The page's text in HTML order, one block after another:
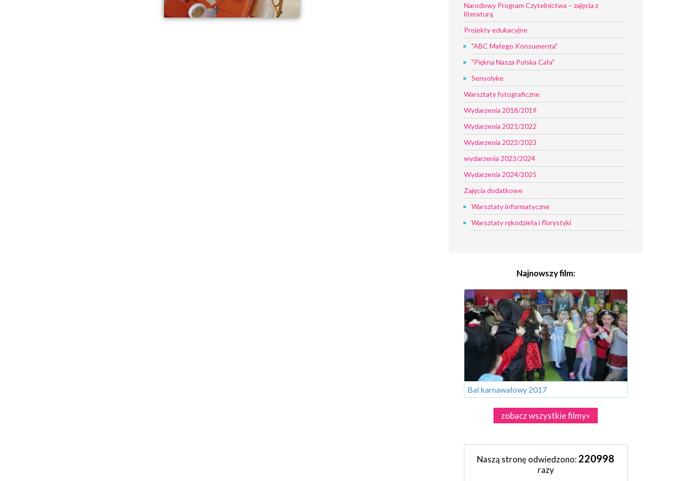
Narodowy Program Czytelnictwa – zajęcia z
literaturą
Projekty edukacyjne
"ABC Małego Konsumenta"
"Piękna Nasza Polska Cała"
Sensolyke
Warsztaty fotograficzne
Wydarzenia 2018/2019
Wydarzenia 2021/2022
Wydarzenia 2022/2023
wydarzenia 2023/2024
Wydarzenia 2024/2025
Zajęcia dodatkowe
Warsztaty informatyczne
Warsztaty rękodzieła i florystyki
Najnowszy film:
Bal karnawałowy 2017
zobacz wszystkie filmy»
Naszą stronę odwiedzono: 220998
razy